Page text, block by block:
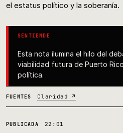
el estatus político y la soberanía.
SENTIENDE
Esta nota ilumina el hilo del
viabilidad futura de Puerto
política.
FUENTES Claridad ↗
PUBLICADA 22:01